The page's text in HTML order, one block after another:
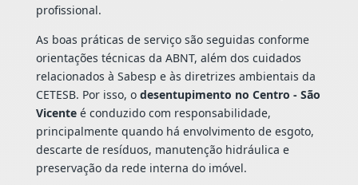
profissional.
As boas práticas de serviço são seguidas conforme
orientações técnicas da ABNT, além dos cuidados
relacionados à Sabesp e às diretrizes ambientais da
CETESB. Por isso, o desentupimento no Centro - São
Vicenteé conduzido com responsabilidade,
principalmente quando há envolvimento de esgoto,
descarte de resíduos, manutenção hidráulica e
preservação da rede interna do imóvel.